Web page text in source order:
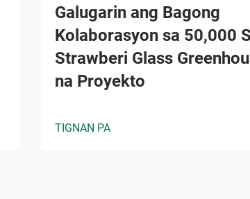
Galugarin ang Bagong
Kolaborasyon sa 50,000
Strawberi Glass
na Proyekto
TIGNAN PA